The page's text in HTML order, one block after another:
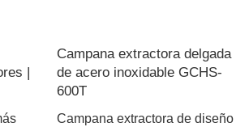
|
Campana extractora delgada
de acero inoxidable GCHS-
600T
Campana extractora de diseño